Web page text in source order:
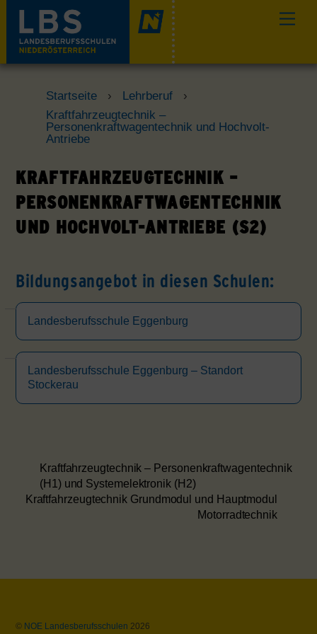
content
Startseite › Lehrberuf
›
Kraftfahrzeugtechnik –
Personenkraftwagentechnik und Hochvolt-
Antriebe
KRAFTFAHRZEUGTECHNIK –
PERSONENKRAFTWAGENTECHNIK
UND HOCHVOLT-ANTRIEBE (S2)
Bildungsangebot in diesen Schulen:
Landesberufsschule Eggenburg
Landesberufsschule Eggenburg – Standort
Stockerau
Kraftfahrzeugtechnik – Personenkraftwagentechnik
(H1) und Systemelektronik (H2)
Kraftfahrzeugtechnik Grundmodul und Hauptmodul
Motorradtechnik
© NOE Landesberufsschulen 2026